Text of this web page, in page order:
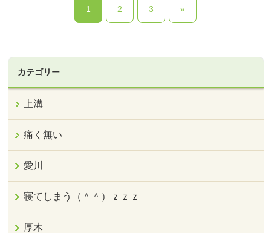
1 2 3 »
カテゴリー
上溝
痛く無い
愛川
寝てしまう（＾＾）ｚｚｚ
厚木